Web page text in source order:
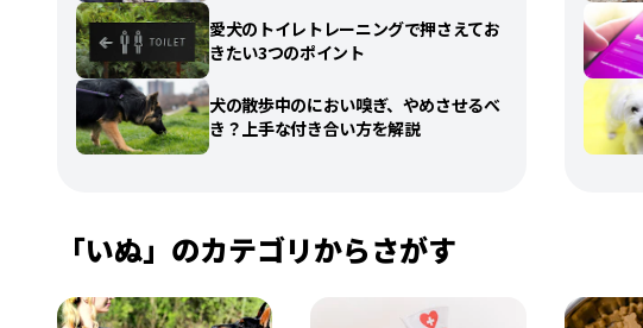
愛犬のトイレトレーニングで押さえてお
きたい3つのポイント
犬の散歩中のにおい嗅ぎ、やめさせるべ
き？上手な付き合い方を解説
「いぬ」のカテゴリからさがす